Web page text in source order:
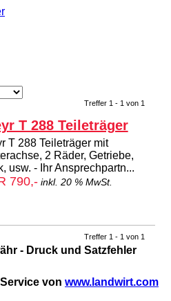
Treffer 1 - 1 von 1
T 288 Teileträger
T 288 Teileträger mit
2 Räder, Getriebe,
usw. - Ihr Ansprechpartn...
790,- inkl. 20 % MwSt.
Treffer 1 - 1 von 1
- Druck und Satzfehler
von www.landwirt.com